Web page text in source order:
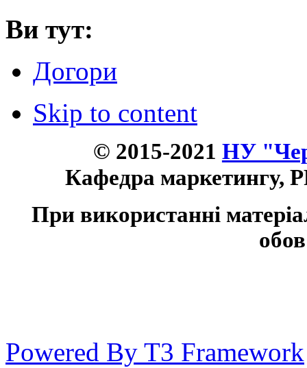
Ви тут:
Догори
Skip to content
© 2015-2021 НУ
Кафедра маркетингу,
При використанні
Powered By T3 Framework